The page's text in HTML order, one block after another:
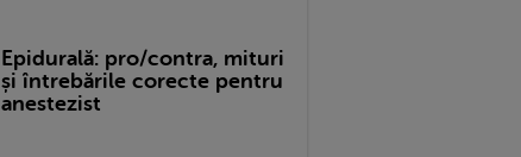
Epidurală: pro/contra, mituri
și întrebările corecte pentru
anestezist